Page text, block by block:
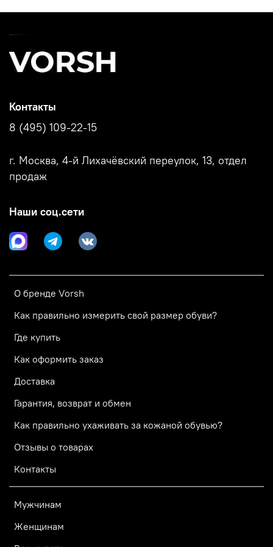
О бренде Vorsh
Как правильно измерить свой размер обуви?
Где купить
Как оформить заказ
Доставка
Гарантия, возврат и обмен
Как правильно ухаживать за кожаной обувью?
Отзывы о товарах
Контакты
Мужчинам
Женщинам
Контакты
8 (495) 109-22-15
г. Москва, 4-й Лихачёвский переулок, 13, отдел
продаж
Наши соц.сети